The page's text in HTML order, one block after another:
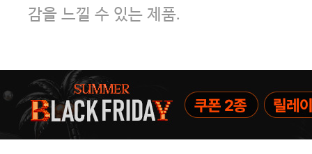
감을 느낄 수 있는 제품.